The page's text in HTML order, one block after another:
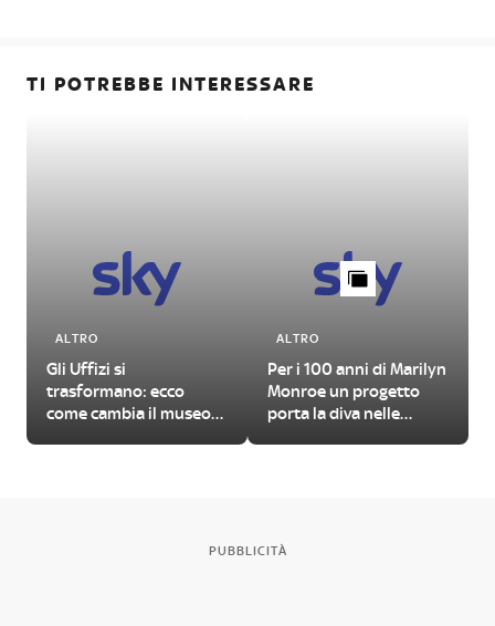
TI POTREBBE INTERESSARE
ALTRO
Gli Uffizi si
trasformano: ecco
come cambia il museo
ALTRO
Per i 100 anni di Marilyn
Monroe un progetto
porta la diva nelle
PUBBLICITÀ